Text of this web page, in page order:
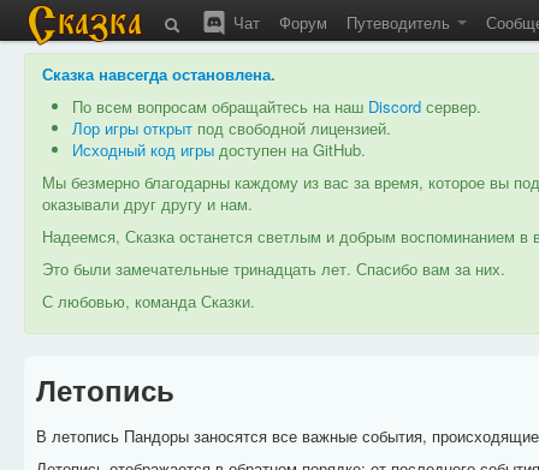
Чат Форум Путеводитель
Сказка навсегда остановлена.
По всем вопросам обращайтесь на наш Discord сервер.
Лор игры открыт под свободной лицензией.
Исходный код игры доступен на GitHub.
Мы безмерно благодарны каждому из вас за время, которое вы
оказывали друг другу и нам.
Надеемся, Сказка останется светлым и добрым воспоминанием
Это были замечательные тринадцать лет. Спасибо вам за них.
С любовью, команда Сказки.
Летопись
В летопись Пандоры заносятся все важные события,